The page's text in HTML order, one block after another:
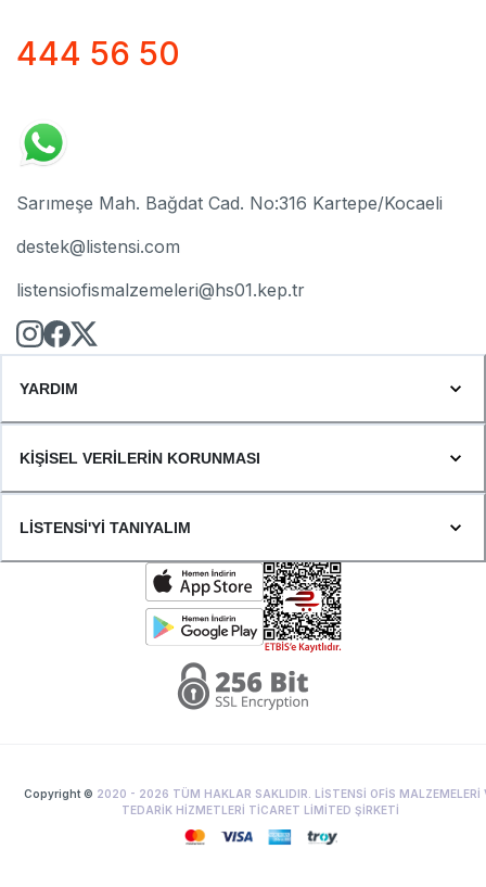
444 56 50
Sarımeşe Mah. Bağdat Cad. No:316 Kartepe/Kocaeli
destek@listensi.com
listensiofismalzemeleri@hs01.kep.tr
YARDIM
KİŞİSEL VERİLERİN KORUNMASI
LİSTENSİ'Yİ TANIYALIM
Copyright © 2020 - 2026 TÜM HAKLAR SAKLIDIR. LİSTENSİ OFİS MALZEMELERİ
TEDARİK HİZMETLERİ TİCARET LİMİTED ŞİRKETİ